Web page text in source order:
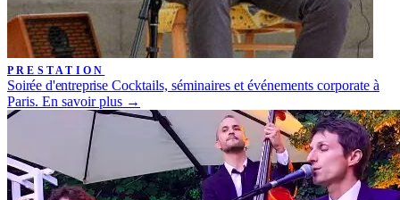
PRESTATION
Soirée d'entreprise Cocktails, séminaires et événements corporate à
Paris. En savoir plus →